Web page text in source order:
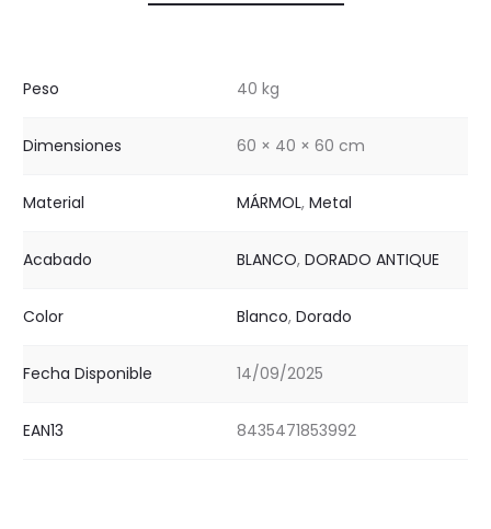
Peso 40 kg
Dimensiones 60 × 40 × 60 cm
Material MÁRMOL, Metal
Acabado BLANCO, DORADO ANTIQUE
Color Blanco, Dorado
Fecha Disponible 14/09/2025
EAN13 8435471853992